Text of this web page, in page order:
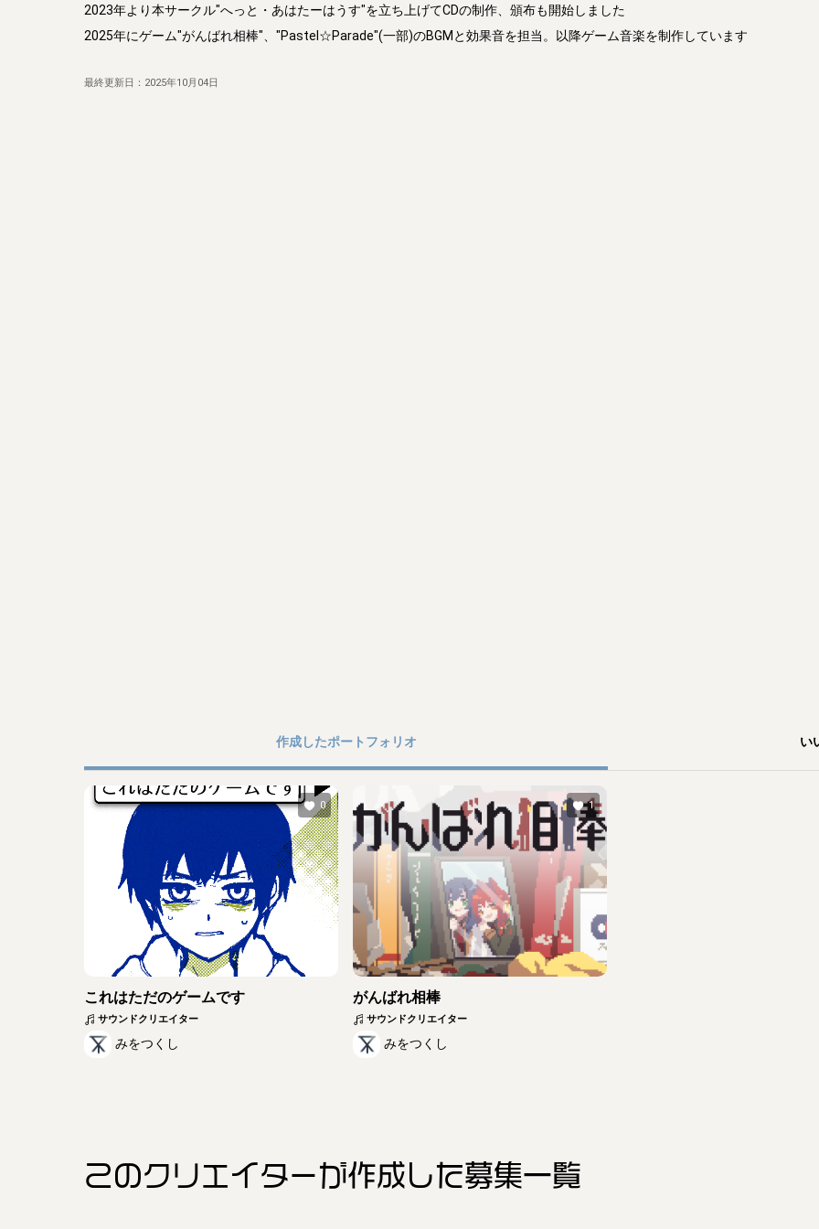
2023年より本サークル"へっと・あはたーはうす"を立ち上げてCDの制作、頒布も開始しました
2025年にゲーム"がんばれ相棒"、"Pastel☆Parade"(一部)のBGMと効果音を担当。以降ゲーム音楽を制作しています
最終更新日： 2025年10月04日
作成したポートフォリオ い
0
これはただのゲームです
サウンドクリエイター
みをつくし
1
がんばれ相棒
サウンドクリエイター
みをつくし
このクリエイターが作成した募集一覧